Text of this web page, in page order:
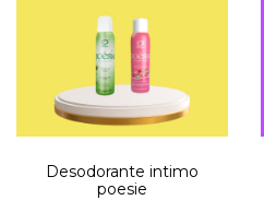
Desodorante intimo
poesie